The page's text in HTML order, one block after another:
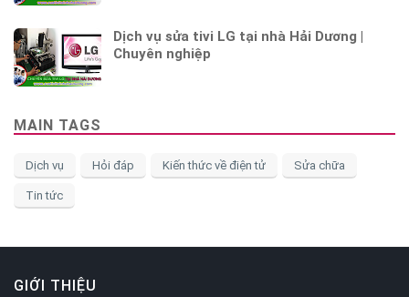
Dịch vụ sửa tivi LG tại nhà Hải Dương |
Chuyên nghiệp
MAIN TAGS
Dịch vụ Hỏi đáp Kiến thức về điện tử Sửa chữa
Tin tức
GIỚI THIỆU